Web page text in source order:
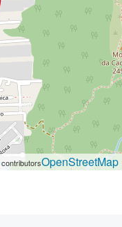
contributorsOpenStreetMap